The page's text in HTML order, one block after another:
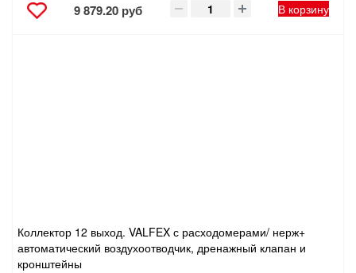
9 879.20 руб В корзину
Коллектор 12 выход. VALFEX с расходомерами/ нерж+
автоматический воздухоотводчик, дренажный клапан и
кронштейны